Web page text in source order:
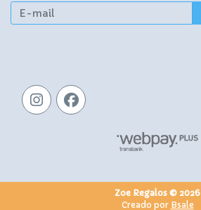
Zoe Regalos © 2026
Creado por Bsale